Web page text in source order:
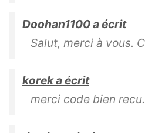
Doohan1100 a écrit
Salut, merci à vous.
korek a écrit
merci code bien